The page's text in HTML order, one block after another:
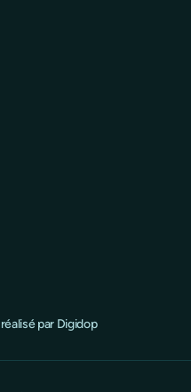
par Digidop